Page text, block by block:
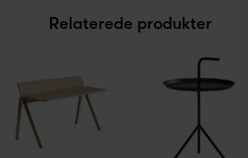
Relaterede produkter